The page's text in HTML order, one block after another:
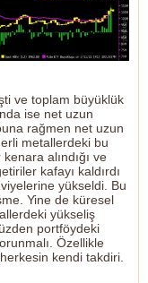
ve toplam büyüklük
ise net uzun
rağmen net uzun
metallerdeki bu
alındığı ve
kafayı kaldırdı
yükseldi. Bu
Yine de küresel
yükseliş
portföydeki
Özellikle
kendi takdiri.